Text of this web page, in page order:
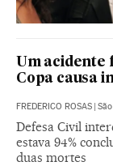
Um acidente
Copa causa
FREDERICO ROSAS |
Defesa Civil
estava 94%
duas mortes